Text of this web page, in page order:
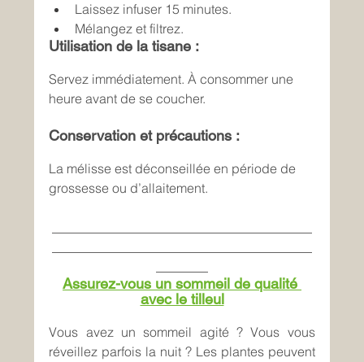
Laissez infuser 15 minutes.
Mélangez et filtrez.
Utilisation de la tisane :
Servez immédiatement. À consommer une
heure avant de se coucher.
Conservation et précautions :
La mélisse est déconseillée en période de
grossesse ou d’allaitement.
Assurez-vous un sommeil de qualité
avec le tilleul
Vous avez un sommeil agité ? Vous vous
réveillez parfois la nuit ? Les plantes peuvent